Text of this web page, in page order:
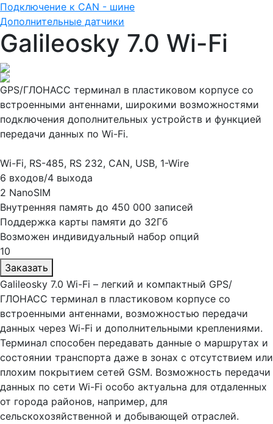
Подключение к CAN - шине
Дополнительные датчики
Galileosky 7.0 Wi-Fi
GPS/ГЛОНАСС терминал в пластиковом корпусе со
встроенными антеннами, широкими возможностями
подключения дополнительных устройств и функцией
передачи данных по Wi-Fi.
Wi-Fi, RS-485, RS 232, CAN, USB, 1-Wire
6 входов/4 выхода
2 NanoSIM
Внутренняя память до 450 000 записей
Поддержка карты памяти до 32Гб
Возможен индивидуальный набор опций
10
Заказать
Galileosky 7.0 Wi-Fi – легкий и компактный GPS/
ГЛОНАСС терминал в пластиковом корпусе со
встроенными антеннами, возможностью передачи
данных через Wi-Fi и дополнительными креплениями.
Терминал способен передавать данные о маршрутах и
состоянии транспорта даже в зонах с отсутствием или
плохим покрытием сетей GSM. Возможность передачи
данных по сети Wi-Fi особо актуальна для отдаленных
от города районов, например, для
сельскохозяйственной и добывающей отраслей.